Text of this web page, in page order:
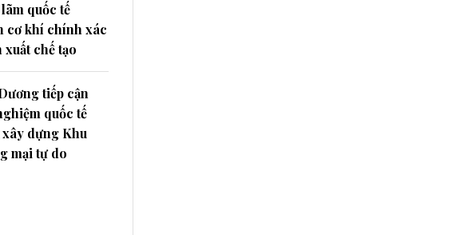
quốc tế
cơ khí chính xác
xuất chế tạo
tiếp cận
quốc tế
dựng Khu
mại tự do